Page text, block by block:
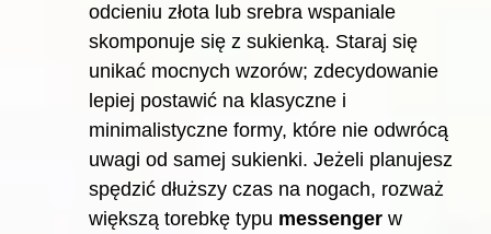
odcieniu złota lub srebra wspaniale
skomponuje się z sukienką. Staraj się
unikać mocnych wzorów; zdecydowanie
lepiej postawić na klasyczne i
minimalistyczne formy, które nie odwrócą
uwagi od samej sukienki. Jeżeli planujesz
spędzić dłuższy czas na nogach, rozważ
większą torebkę typu messenger w